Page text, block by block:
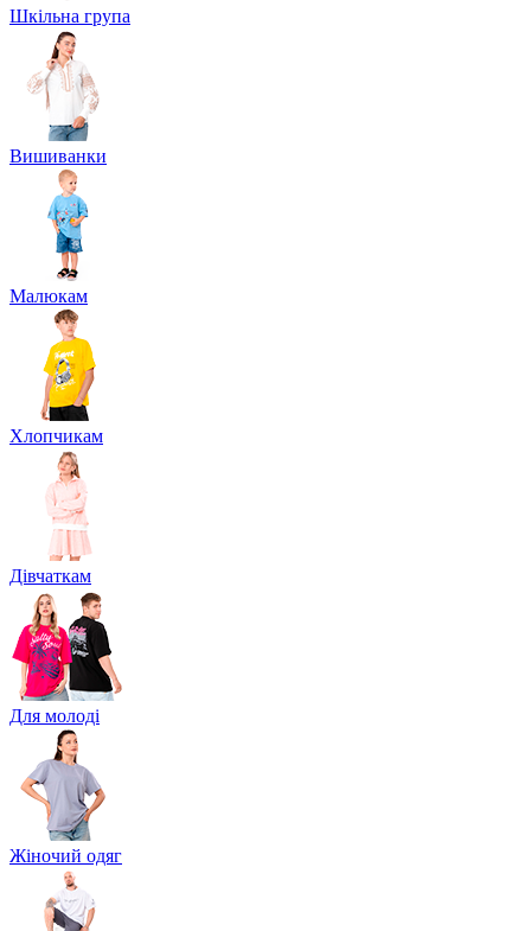
Шкільна група
Вишиванки
Малюкам
Хлопчикам
Дівчаткам
Для молоді
Жіночий одяг